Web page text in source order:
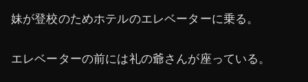
妹が登校のためホテルのエレベーターに乗る。
エレベーターの前には礼の爺さんが座っている。